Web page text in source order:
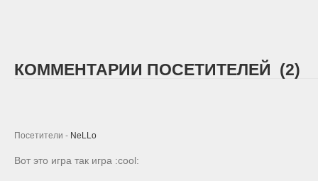
КОММЕНТАРИИ ПОСЕТИТЕЛЕЙ (2)
Посетители - NeLLo
Вот это игра так игра :cool: